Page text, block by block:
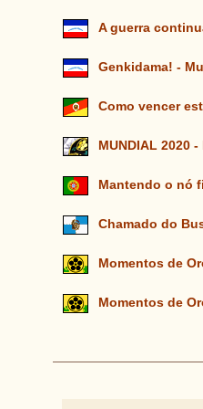
A guerra
Genkidama! -
Como vencer
MUNDIAL 2020
Mantendo o nó
Chamado do
Momentos de
Momentos de